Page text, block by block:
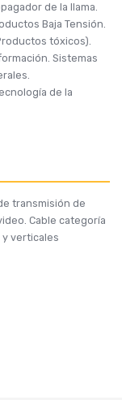
de la llama.
Baja Tensión.
tóxicos).
Sistemas
de la
transmisión de
Cable categoría
y verticales